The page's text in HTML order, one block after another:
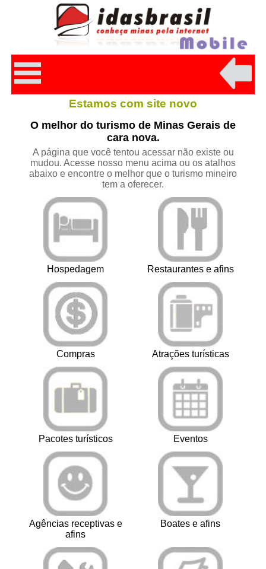
Estamos com site novo
O melhor do turismo de Minas Gerais de
cara nova.
A página que você tentou acessar não existe ou
mudou. Acesse nosso menu acima ou os atalhos
abaixo e encontre o melhor que o turismo mineiro
tem a oferecer.
Hospedagem Restaurantes e afins
Compras Atrações turísticas
Pacotes turísticos Eventos
Agências receptivas e
afins
Boates e afins